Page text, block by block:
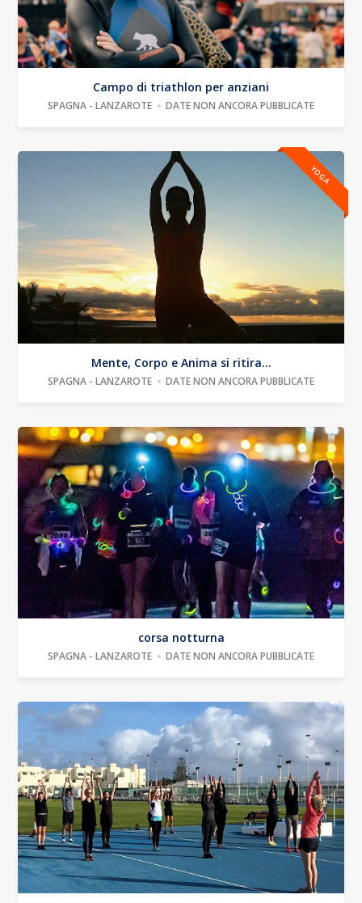
Campo di triathlon per anziani
SPAGNA - LANZAROTE DATE NON ANCORA PUBBLICATE
YOGA
Mente, Corpo e Anima si ritira...
SPAGNA - LANZAROTE DATE NON ANCORA PUBBLICATE
corsa notturna
SPAGNA - LANZAROTE DATE NON ANCORA PUBBLICATE